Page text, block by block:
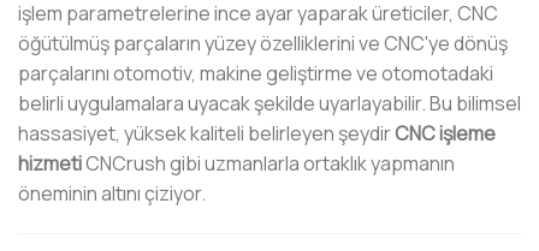
işlem parametrelerine ince ayar yaparak üreticiler, CNC
öğütülmüş parçaların yüzey özelliklerini ve CNC'ye dönüş
parçalarını otomotiv, makine geliştirme ve otomotadaki
belirli uygulamalara uyacak şekilde uyarlayabilir. Bu bilimsel
hassasiyet, yüksek kaliteli belirleyen şeydirCNC işleme
hizmetiCNCrush gibi uzmanlarla ortaklık yapmanın
öneminin altını çiziyor.